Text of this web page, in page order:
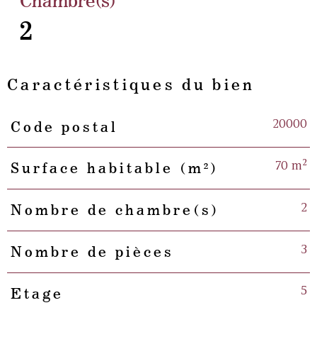
2
Caractéristiques du bien
Caractéristiques Valeurs
Code postal 20000
Surface habitable (m²) 70 m²
Nombre de chambre(s) 2
Nombre de pièces 3
Etage 5